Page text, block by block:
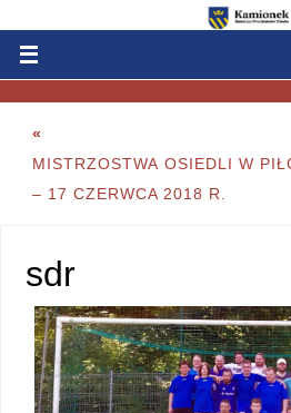
«
MISTRZOSTWA OSIEDLI W
– 17 CZERWCA 2018 R.
sdr